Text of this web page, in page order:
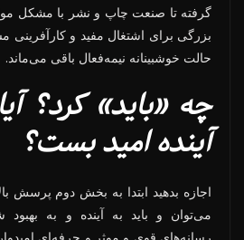
گرفته تا صنعت چاپ و نشر با مشکل
بزرگی برای اشتغال مفید و کارآفرینی
حالت خوشبینانه نیمه‌فعال باقی می‌ماند.
چه «باید» کرد؟
آینده امید بست؟
اجازه بدهید ابتدا به بخش دوم پرسش
می‌توان و باید به آینده و به